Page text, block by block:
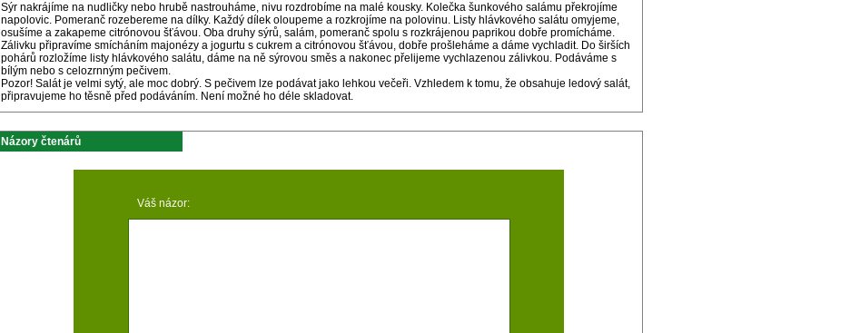
Sýr nakrájíme na nudličky nebo hrubě nastrouháme, nivu rozdrobíme na malé kousky. Kolečka šunkového salámu překrojíme
napolovic. Pomeranč rozebereme na dílky. Každý dílek oloupeme a rozkrojíme na polovinu. Listy hlávkového salátu omyjeme,
osušíme a zakapeme citrónovou šťávou. Oba druhy sýrů, salám, pomeranč spolu s rozkrájenou paprikou dobře promícháme.
Zálivku připravíme smícháním majonézy a jogurtu s cukrem a citrónovou šťávou, dobře prošleháme a dáme vychladit. Do širších
pohárů rozložíme listy hlávkového salátu, dáme na ně sýrovou směs a nakonec přelijeme vychlazenou zálivkou. Podáváme s
bílým nebo s celozrnným pečivem.
Pozor! Salát je velmi sytý, ale moc dobrý. S pečivem lze podávat jako lehkou večeři. Vzhledem k tomu, že obsahuje ledový salát,
připravujeme ho těsně před podáváním. Není možné ho déle skladovat.
Názory čtenárů
Váš názor: